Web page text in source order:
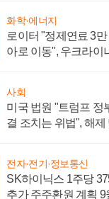
화학·에너지
로이터 "정제연료 3만
아로 이동", 우크라이
사회
미국 법원 "트럼프 정
결 조치는 위법", 해제
전자·전기·정보통신
SK하이닉스 1주당
추가 주주환원 계획 9